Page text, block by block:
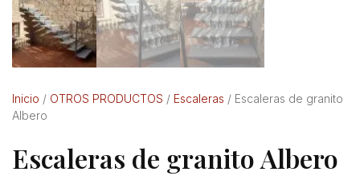
Inicio / OTROS PRODUCTOS / Escaleras / Escaleras de granito
Albero
Escaleras de granito Albero